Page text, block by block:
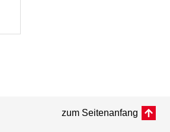
zum Seitenanfang